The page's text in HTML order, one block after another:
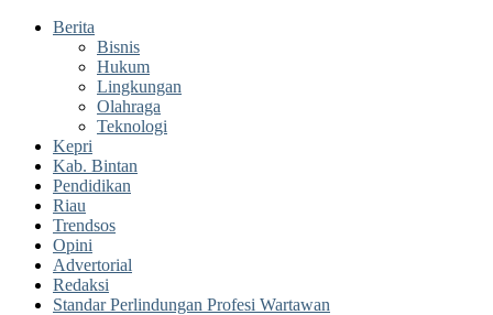
Berita
Bisnis
Hukum
Lingkungan
Olahraga
Teknologi
Kepri
Kab. Bintan
Pendidikan
Riau
Trendsos
Opini
Advertorial
Redaksi
Standar Perlindungan Profesi Wartawan